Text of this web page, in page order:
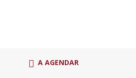
A AGENDAR